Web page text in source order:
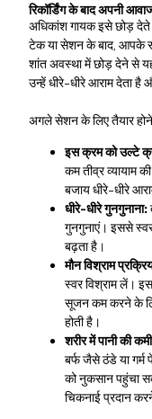
रिकॉर्डिंग के बाद अपनी
अधिकांश गायक इसे छोड़ देते
टेक या सेशन के बाद, आपके
शांत अवस्था में छोड़ देने से
उन्हें धीरे-धीरे आराम देता है
अगले सेशन के लिए तैयार होने
इस क्रम को उल्टे
कम तीव्र
बजाय धीरे-धीरे
धीरे-धीरे गुनगुनाना:
गुनगुनाएं। इससे
बढ़ता है।
मौन विश्राम
स्वर विश्राम लें।
सूजन कम करने के
होती है।
शरीर में पानी की
बर्फ जैसे ठंडे या गर्म
को नुकसान पहुंचा
चिकनाई प्रदान